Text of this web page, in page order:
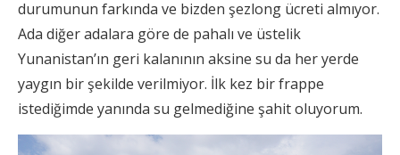
durumunun farkında ve bizden şezlong ücreti almıyor.
Ada diğer adalara göre de pahalı ve üstelik
Yunanistan’ın geri kalanının aksine su da her yerde
yaygın bir şekilde verilmiyor. İlk kez bir frappe
istediğimde yanında su gelmediğine şahit oluyorum.